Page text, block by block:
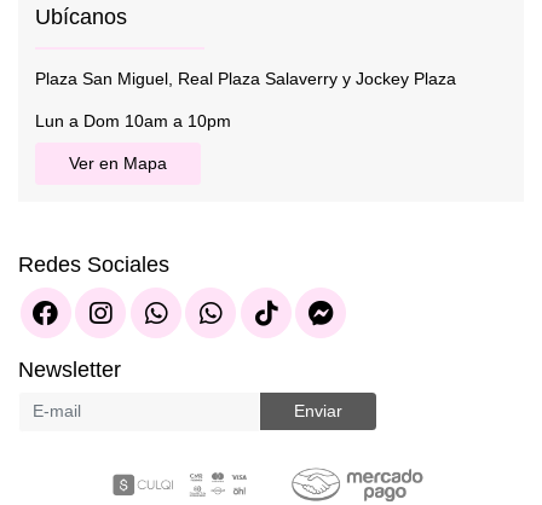
Ubícanos
Plaza San Miguel, Real Plaza Salaverry y Jockey Plaza
Lun a Dom 10am a 10pm
Ver en Mapa
Redes Sociales
Newsletter
Enviar